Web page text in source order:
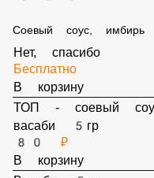
Соевый соус, имбирь
Нет, спасибо
Бесплатно
В корзину
ТОП - соевый
васаби 5гр
80 ₽
В корзину